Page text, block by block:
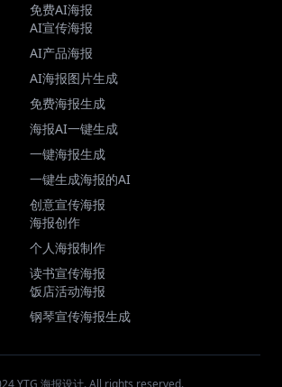
免费AI海报
AI宣传海报
AI产品海报
AI海报图片生成
免费海报生成
海报AI一键生成
一键海报生成
一键生成海报的AI
创意宣传海报
海报创作
个人海报制作
读书宣传海报
饭店活动海报
钢琴宣传海报生成
YTG 海报设计. All rights reserved.